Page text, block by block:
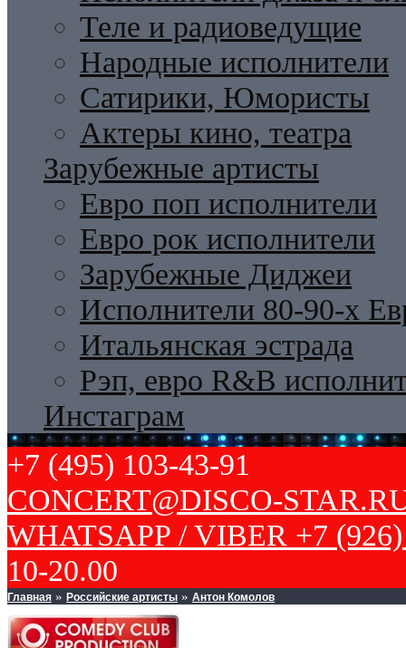
Теле и радиоведущие
Народные исполнители
Сатирики, Юмористы
Актеры кино, театра
Зарубежные артисты
Евро поп исполнители
Евро рок исполнители
Зарубежные Диджеи
Исполнители 80-90-х
Итальянская эстрада
Рэп, евро R&B
Инстаграм
+7 (495) 103-43-91
CONCERT@DISCO-
WHATSAPP / VIBER +7
10-20.00
Главная » Российские артисты » Антон Комолов